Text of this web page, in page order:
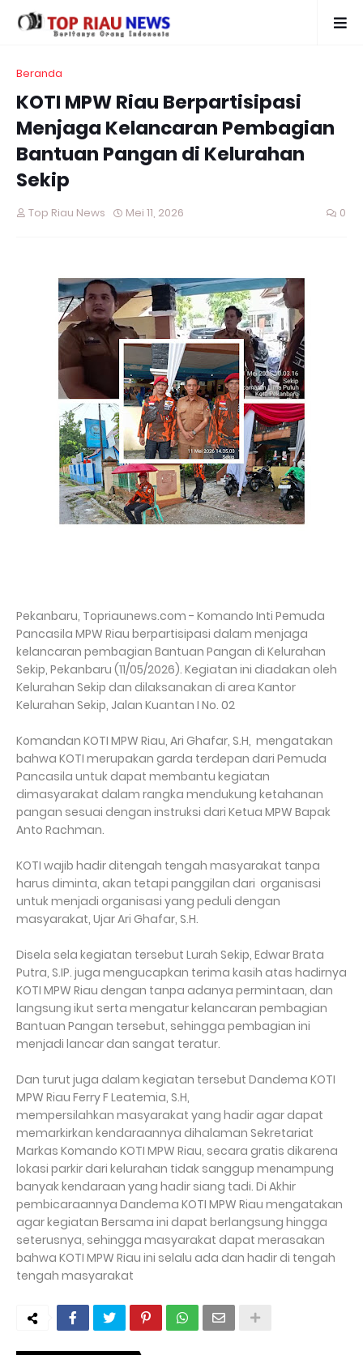
Beranda
KOTI MPW Riau Berpartisipasi
Menjaga Kelancaran Pembagian
Bantuan Pangan di Kelurahan
Sekip
Top Riau News Mei 11, 2026 0
Pekanbaru, Topriaunews.com - Komando Inti Pemuda
Pancasila MPW Riau berpartisipasi dalam menjaga
kelancaran pembagian Bantuan Pangan di Kelurahan
Sekip, Pekanbaru (11/05/2026). Kegiatan ini diadakan oleh
Kelurahan Sekip dan dilaksanakan di area Kantor
Kelurahan Sekip, Jalan Kuantan I No. 02
Komandan KOTI MPW Riau, Ari Ghafar, S.H, mengatakan
bahwa KOTI merupakan garda terdepan dari Pemuda
Pancasila untuk dapat membantu kegiatan
dimasyarakat dalam rangka mendukung ketahanan
pangan sesuai dengan instruksi dari Ketua MPW Bapak
Anto Rachman.
KOTI wajib hadir ditengah tengah masyarakat tanpa
harus diminta, akan tetapi panggilan dari organisasi
untuk menjadi organisasi yang peduli dengan
masyarakat, Ujar Ari Ghafar, S.H.
Disela sela kegiatan tersebut Lurah Sekip, Edwar Brata
Putra, S.IP. juga mengucapkan terima kasih atas hadirnya
KOTI MPW Riau dengan tanpa adanya permintaan, dan
langsung ikut serta mengatur kelancaran pembagian
Bantuan Pangan tersebut, sehingga pembagian ini
menjadi lancar dan sangat teratur.
Dan turut juga dalam kegiatan tersebut Dandema KOTI
MPW Riau Ferry F Leatemia, S.H,
mempersilahkan masyarakat yang hadir agar dapat
memarkirkan kendaraannya dihalaman Sekretariat
Markas Komando KOTI MPW Riau, secara gratis dikarena
lokasi parkir dari kelurahan tidak sanggup menampung
banyak kendaraan yang hadir siang tadi. Di Akhir
pembicaraannya Dandema KOTI MPW Riau mengatakan
agar kegiatan Bersama ini dapat berlangsung hingga
seterusnya, sehingga masyarakat dapat merasakan
bahwa KOTI MPW Riau ini selalu ada dan hadir di tengah
tengah masyarakat